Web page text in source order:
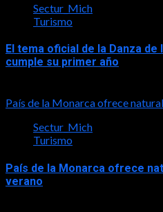
Sectur_Mich
Turismo
El tema oficial de la Danza
cumple su primer año
País de la Monarca ofrece
Sectur_Mich
Turismo
País de la Monarca ofrece
verano